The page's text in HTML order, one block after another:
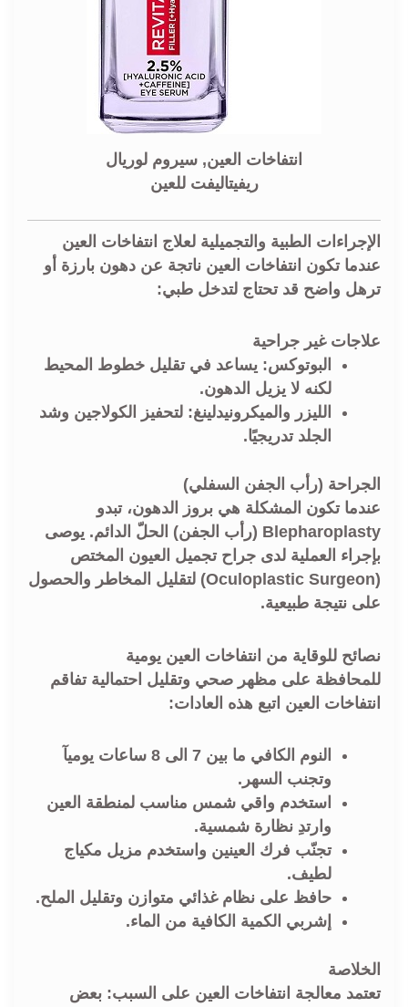
انتفاخات العين, سيروم لوريال
ريفيتاليفت للعين
الإجراءات الطبية والتجميلية لعلاج انتفاخات العين
عندما تكون انتفاخات العين ناتجة عن دهون بارزة أو
ترهل واضح قد تحتاج لتدخل طبي:
علاجات غير جراحية
البوتوكس: يساعد في تقليل خطوط المحيط
لكنه لا يزيل الدهون.
الليزر والميكرونيدلينغ: لتحفيز الكولاجين وشد
الجلد تدريجيًا.
الجراحة (رأب الجفن السفلي)
عندما تكون المشكلة هي بروز الدهون، تبدو
Blepharoplasty (رأب الجفن) الحلّ الدائم. يوصى
بإجراء العملية لدى جراح تجميل العيون المختص
(Oculoplastic Surgeon) لتقليل المخاطر والحصول
على نتيجة طبيعية.
نصائح للوقاية من انتفاخات العين يومية
للمحافظة على مظهر صحي وتقليل احتمالية تفاقم
انتفاخات العين اتبع هذه العادات:
النوم الكافي ما بين 7 الى 8 ساعات يوميآ
وتجنب السهر.
استخدم واقي شمس مناسب لمنطقة العين
وارتدِ نظارة شمسية.
تجنّب فرك العينين واستخدم مزيل مكياج
لطيف.
حافظ على نظام غذائي متوازن وتقليل الملح.
إشربي الكمية الكافية من الماء.
الخلاصة
تعتمد معالجة انتفاخات العين على السبب: بعض